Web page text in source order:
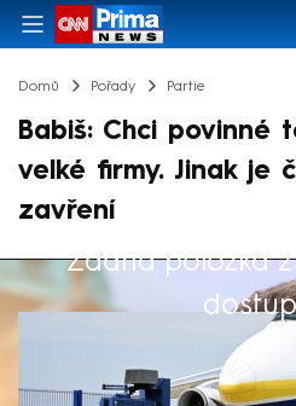
Domů Pořady Partie
Babiš: Chci povinné
velké firmy. Jinak je
zavření
Žádná položka
Výběr redakce